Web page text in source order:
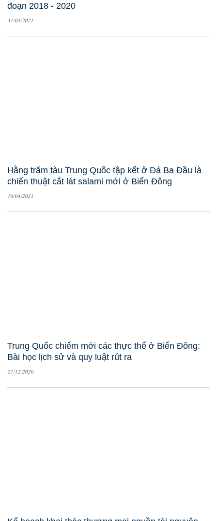
đoạn 2018 - 2020
31/05/2021
Hằng trăm tàu Trung Quốc tập kết ở Đá Ba Đầu là
chiến thuật cắt lát salami mới ở Biển Đông
10/04/2021
Trung Quốc chiếm mới các thực thể ở Biển Đông:
Bài học lịch sử và quy luật rút ra
21/12/2020